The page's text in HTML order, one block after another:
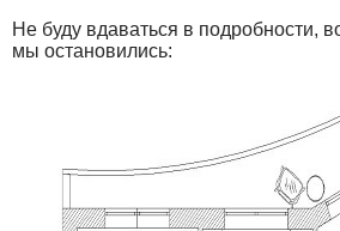
Не буду вдаваться в подробности,
мы остановились: